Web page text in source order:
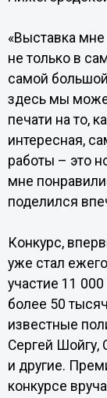
«Выставка
не только в
самой
здесь мы
печати на то,
интересная,
работы – это
мне
поделился
Конкурс,
уже стал
участие 11
более 50
известные
Сергей Шойгу,
и другие.
конкурсе